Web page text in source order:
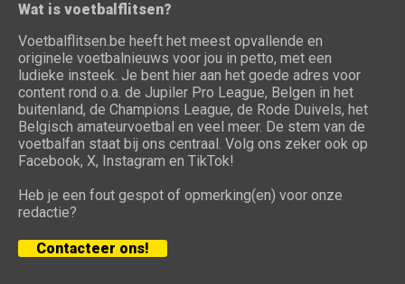
Wat is voetbalflitsen?
Voetbalflitsen.be heeft het meest opvallende en
originele voetbalnieuws voor jou in petto, met een
ludieke insteek. Je bent hier aan het goede adres voor
content rond o.a. de Jupiler Pro League, Belgen in het
buitenland, de Champions League, de Rode Duivels, het
Belgisch amateurvoetbal en veel meer. De stem van de
voetbalfan staat bij ons centraal. Volg ons zeker ook op
Facebook, X, Instagram en TikTok!
Heb je een fout gespot of opmerking(en) voor onze
redactie?
Contacteer ons!